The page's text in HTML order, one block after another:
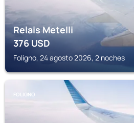
Relais Metelli
376USD
Foligno, 24 agosto 2026, 2 noches
FOLIGNO